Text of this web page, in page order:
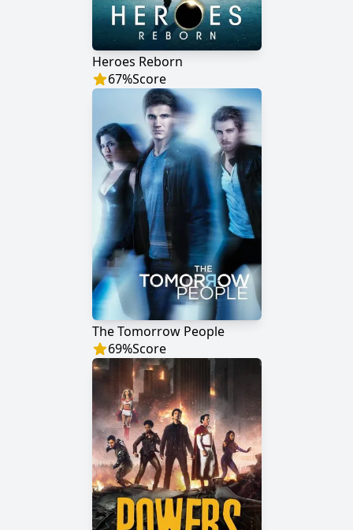
Heroes Reborn
67%Score
The Tomorrow People
69%Score